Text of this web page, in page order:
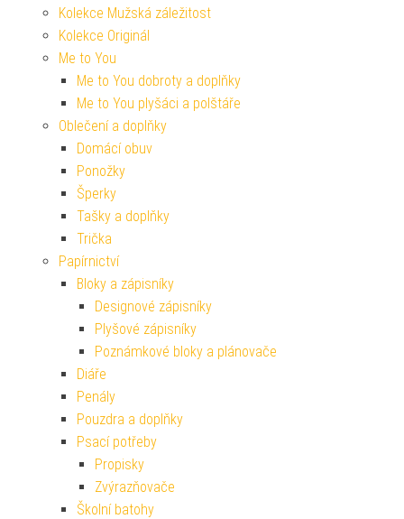
Kolekce Mužská záležitost
Kolekce Originál
Me to You
Me to You dobroty a doplňky
Me to You plyšáci a polštáře
Oblečení a doplňky
Domácí obuv
Ponožky
Šperky
Tašky a doplňky
Trička
Papírnictví
Bloky a zápisníky
Designové zápisníky
Plyšové zápisníky
Poznámkové bloky a plánovače
Diáře
Penály
Pouzdra a doplňky
Psací potřeby
Propisky
Zvýrazňovače
Školní batohy